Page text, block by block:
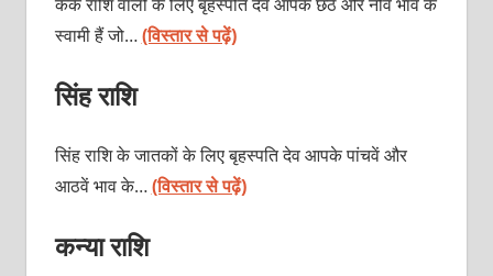
स्वामी हैं जो…(विस्तार से पढ़ें)
सिंह राशि
सिंह राशि के जातकों के लिए बृहस्पति देव आपके पांचवें और
आठवें भाव के…(विस्तार से पढ़ें)
कन्या राशि